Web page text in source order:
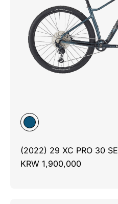
(2022) 29 XC PRO 30 SE
KRW 1,900,000